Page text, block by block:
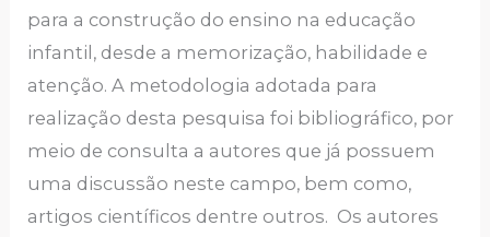
para a construção do ensino na educação
infantil, desde a memorização, habilidade e
atenção. A metodologia adotada para
realização desta pesquisa foi bibliográfico, por
meio de consulta a autores que já possuem
uma discussão neste campo, bem como,
artigos científicos dentre outros. Os autores